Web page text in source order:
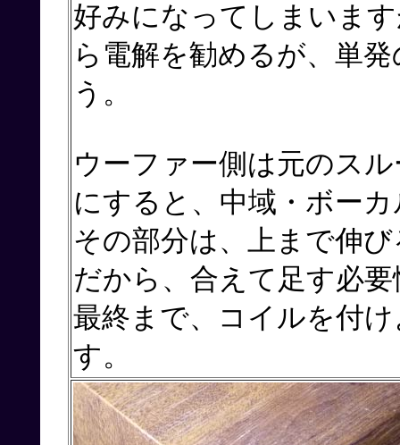
好みになってしまいま
ら電解を勧めるが、単
う。
ウーファー側は元のス
にすると、中域・ボー
その部分は、上まで伸
だから、合えて足す必
最終まで、コイルを付
す。